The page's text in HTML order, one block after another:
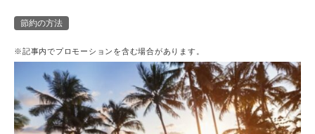
節約の方法
※記事内でプロモーションを含む場合があります。